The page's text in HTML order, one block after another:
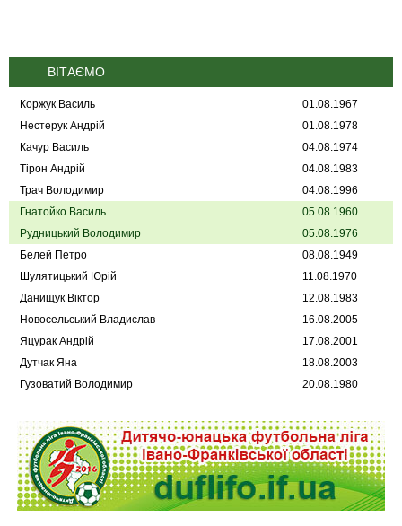
ВІТАЄМО
Коржук Василь
01.08.1967
Нестерук Андрій
01.08.1978
Качур Василь
04.08.1974
Тірон Андрій
04.08.1983
Трач Володимир
04.08.1996
Гнатойко Василь
05.08.1960
Рудницький Володимир
05.08.1976
Белей Петро
08.08.1949
Шулятицький Юрій
11.08.1970
Данищук Віктор
12.08.1983
Новосельський Владислав
16.08.2005
Яцурак Андрій
17.08.2001
Дутчак Яна
18.08.2003
Гузоватий Володимир
20.08.1980